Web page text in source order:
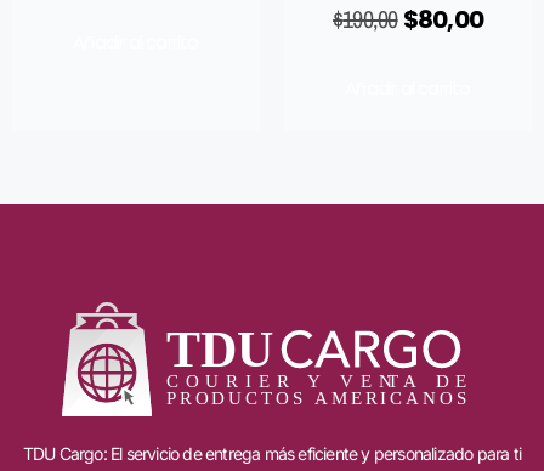
$190,00 $80,00
TDU Cargo: El servicio de entrega más eficiente y personalizado para ti